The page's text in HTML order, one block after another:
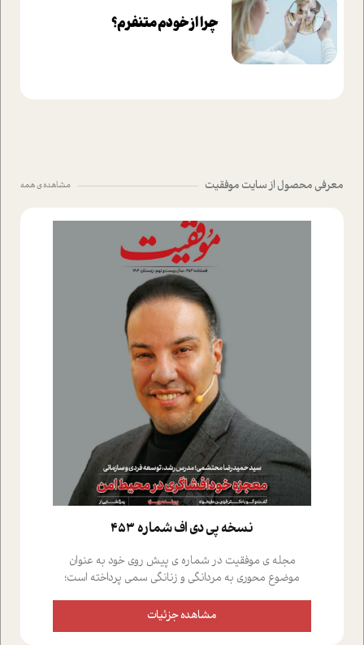
چرا از خودم متنفرم؟
معرفی محصول از سایت موفقیت مشاهده ی همه
نسخه پي دي اف شماره 453
مجله ی موفقیت در شماره ی پیش روی خود به عنوان
موضوع محوری به مردانگی و زنانگی سمی پرداخته است؛
علیخواه، جامعه شناس در بخش های مختلف تلاش کرده ایم
از دریچه های گوناگون به این موضوع مهم بپردازیم.فصل
مشاهده جزئیات